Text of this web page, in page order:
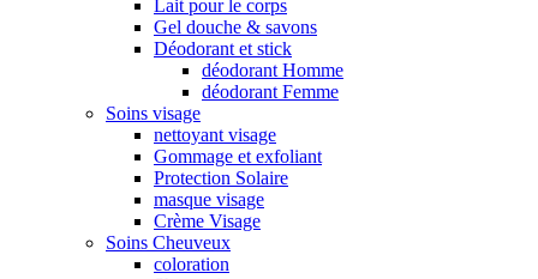
Lait pour le corps
Gel douche & savons
Déodorant et stick
déodorant Homme
déodorant Femme
Soins visage
nettoyant visage
Gommage et exfoliant
Protection Solaire
masque visage
Crème Visage
Soins Cheuveux
coloration